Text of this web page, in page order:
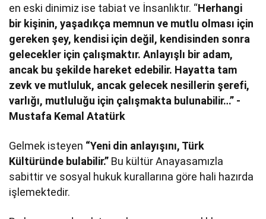
en eski dinimiz ise tabiat ve İnsanlıktır. “Herhangi
bir kişinin, yaşadıkça memnun ve mutlu olması için
gereken şey, kendisi için değil, kendisinden sonra
gelecekler için çalışmaktır. Anlayışlı bir adam,
ancak bu şekilde hareket edebilir. Hayatta tam
zevk ve mutluluk, ancak gelecek nesillerin şerefi,
varlığı, mutluluğu için çalışmakta bulunabilir…” -
Mustafa Kemal Atatürk
Gelmek isteyen “Yeni din anlayışını, Türk
Kültüründe bulabilir.” Bu kültür Anayasamızla
sabittir ve sosyal hukuk kurallarına göre hali hazırda
işlemektedir.